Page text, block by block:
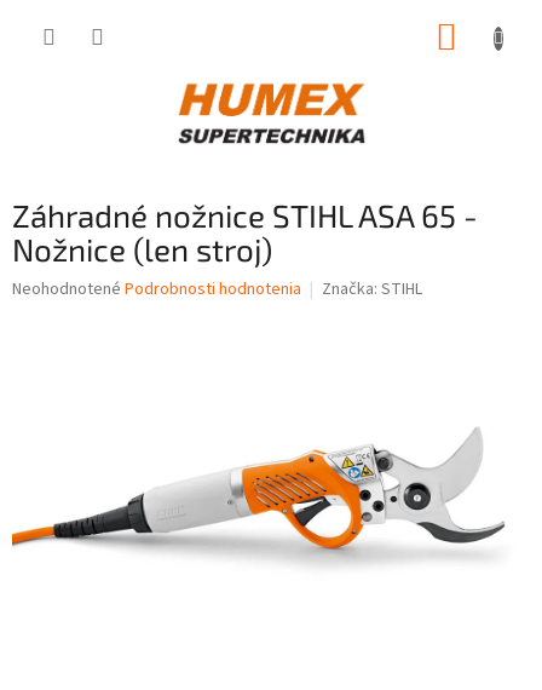
Záhradné nožnice STIHL ASA 65 -
Nožnice (len stroj)
Priemerné
Neohodnotené Podrobnosti hodnotenia Značka: STIHL